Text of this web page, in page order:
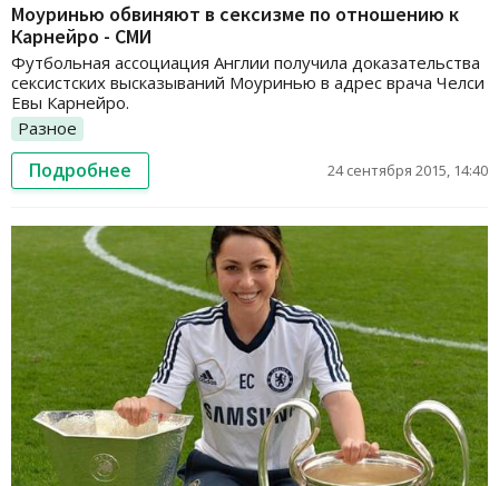
Моуринью обвиняют в сексизме по отношению к
Карнейро - СМИ
Футбольная ассоциация Англии получила доказательства
сексистских высказываний Моуринью в адрес врача Челси
Евы Карнейро.
Разное
Подробнее 24 сентября 2015, 14:40